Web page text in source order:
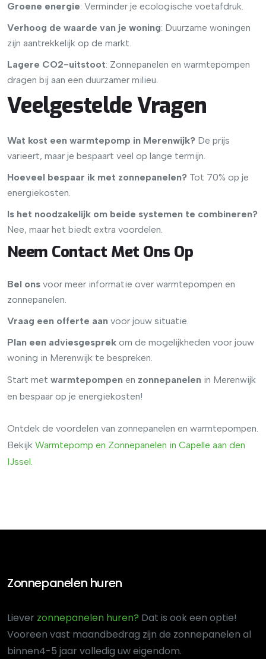
Groene energie: Verminder je ecologische voetafdruk.
Verhoog de waarde van je woning: Duurzame woningen
zijn aantrekkelijk op de markt.
Lagere CO2-uitstoot: Zonnepanelen en warmtepompen
dragen bij aan een duurzamer milieu.
Veelgestelde Vragen
Wat kost een warmtepomp in Merenwijk? De prijs
varieert, maar je bespaart veel op lange termijn.
Hoeveel bespaar ik met zonnepanelen? Tot 70% op je
energiekosten.
Is het noodzakelijk om beide systemen te combineren?
Nee, maar het biedt extra voordelen.
Neem Contact Met Ons Op
Bel ons voor meer informatie over warmtepompen en
zonnepanelen.
Vraag een offerte aan voor jouw situatie.
Plan een adviesgesprek om de mogelijkheden voor jouw
woning in Merenwijk te bespreken.
Start met warmtepompen en zonnepanelen in Merenwijk
en bespaar op je energiekosten!
Ontdek de voordelen van zonnepanelen en warmtepompen.
Bekijk Warmtepomp en Zonnepanelen in Capelle aan den
IJssel.
Zonnepanelen huren
Liever zonnepanelen huren? Dat is ook een optie!
Vooreen vast maandbedrag zijn de zonnepanelen al
binnen4-5 jaar volledig uw eigendom.